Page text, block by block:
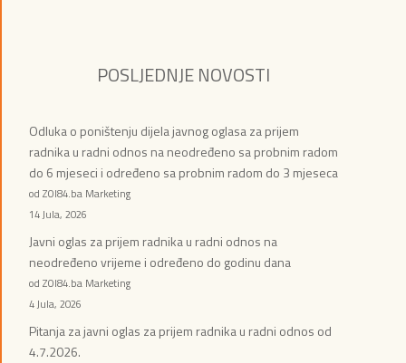
POSLJEDNJE NOVOSTI
Odluka o poništenju dijela javnog oglasa za prijem
radnika u radni odnos na neodređeno sa probnim radom
do 6 mjeseci i određeno sa probnim radom do 3 mjeseca
od ZOI84.ba Marketing
14 Jula, 2026
Javni oglas za prijem radnika u radni odnos na
neodređeno vrijeme i određeno do godinu dana
od ZOI84.ba Marketing
4 Jula, 2026
Pitanja za javni oglas za prijem radnika u radni odnos od
4.7.2026.